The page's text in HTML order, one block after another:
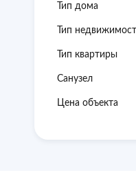
Позвоните нам
Тип дома
Тип
Тип квартиры
Санузел
Цена объекта